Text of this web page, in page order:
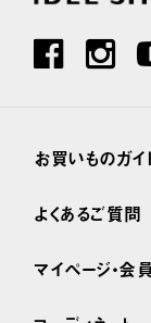
お買いものガイ
よくあるご質問
マイページ・会